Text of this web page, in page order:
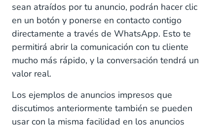
sean atraídos por tu anuncio, podrán hacer clic
en un botón y ponerse en contacto contigo
directamente a través de WhatsApp. Esto te
permitirá abrir la comunicación con tu cliente
mucho más rápido, y la conversación tendrá un
valor real.
Los ejemplos de anuncios impresos que
discutimos anteriormente también se pueden
usar con la misma facilidad en los anuncios